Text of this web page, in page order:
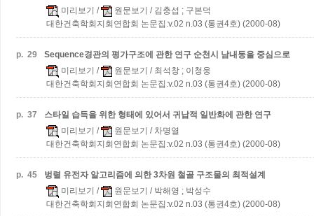
미리보기 / 원문보기 / 김충섭 ; 구본덕
대한건축학회지회연합회 논문집:v.02 n.03 (통권4호) (2000-08)
p. 29 Sequence경관의 평가구조에 관한 연구 순천시 남내동을 중심으로
미리보기 / 원문보기 / 최석창 ; 이청웅
대한건축학회지회연합회 논문집:v.02 n.03 (통권4호) (2000-08)
p. 37
스타일 습득을 위한 형태에 있어서 귀납적 일반화에 관한 연구
미리보기 / 원문보기 / 차명열
대한건축학회지회연합회 논문집:v.02 n.03 (통권4호) (2000-08)
p. 45
벙렬 유전자 알고리즘에 의한 3차원 철골 구조물의 최적설계
미리보기 / 원문보기 / 박해영 ; 박성수
대한건축학회지회연합회 논문집:v.02 n.03 (통권4호) (2000-08)